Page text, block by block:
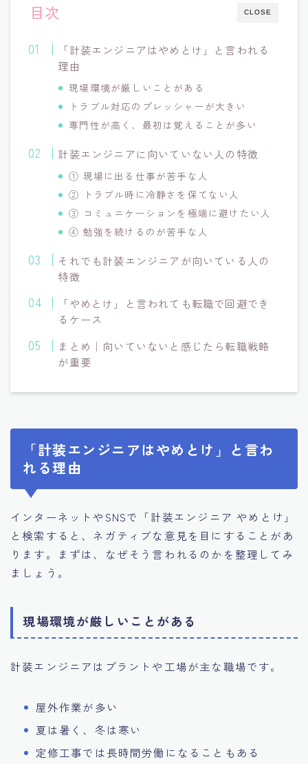
CLOSE
目次
「計装エンジニアはやめとけ」と言われる
理由
現場環境が厳しいことがある
トラブル対応のプレッシャーが大きい
専門性が高く、最初は覚えることが多い
計装エンジニアに向いていない人の特徴
① 現場に出る仕事が苦手な人
② トラブル時に冷静さを保てない人
③ コミュニケーションを極端に避けたい人
④ 勉強を続けるのが苦手な人
それでも計装エンジニアが向いている人の
特徴
「やめとけ」と言われても転職で回避でき
るケース
まとめ｜向いていないと感じたら転職戦略
が重要
「計装エンジニアはやめとけ」と言わ
れる理由
インターネットやSNSで「計装エンジニア やめとけ」
と検索すると、ネガティブな意見を目にすることがあ
ります。まずは、なぜそう言われるのかを整理してみ
ましょう。
現場環境が厳しいことがある
計装エンジニアはプラントや工場が主な職場です。
屋外作業が多い
夏は暑く、冬は寒い
定修工事では長時間労働になることもある